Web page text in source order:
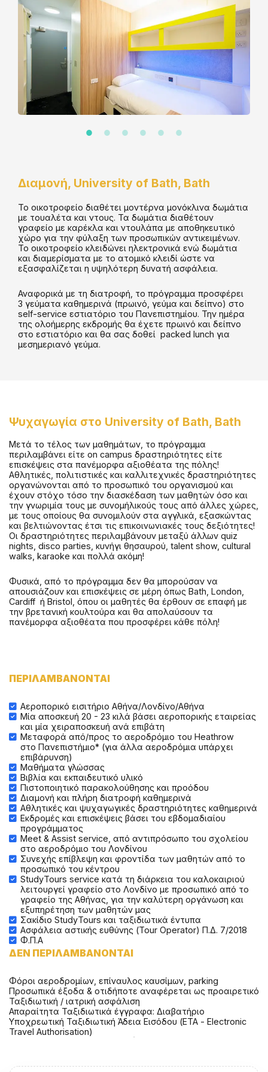
Διαμονή, University of Bath, Bath
Το οικοτροφείο διαθέτει μοντέρνα μονόκλινα δωμάτια
με τουαλέτα και ντους. Τα δωμάτια διαθέτουν
γραφείο με καρέκλα και ντουλάπα με αποθηκευτικό
χώρο για την φύλαξη των προσωπικών αντικειμένων.
Το οικοτροφείο κλειδώνει ηλεκτρονικά ενώ δωμάτια
και διαμερίσματα με το ατομικό κλειδί ώστε να
εξασφαλίζεται η υψηλότερη δυνατή ασφάλεια.
Αναφορικά με τη διατροφή, το πρόγραμμα προσφέρει
3 γεύματα καθημερινά (πρωινό, γεύμα και δείπνο) στο
self-service εστιατόριο του Πανεπιστημίου. Την ημέρα
της ολοήμερης εκδρομής θα έχετε πρωινό και δείπνο
στο εστιατόριο και θα σας δοθεί packed lunch για
μεσημεριανό γεύμα.
Ψυχαγωγία στο University of Bath, Bath
Μετά το τέλος των μαθημάτων, το πρόγραμμα
περιλαμβάνει είτε on campus δραστηριότητες είτε
επισκέψεις στα πανέμορφα αξιοθέατα της πόλης!
Αθλητικές, πολιτιστικές και καλλιτεχνικές δραστηριότητες
οργανώνονται από το προσωπικό του οργανισμού και
έχουν στόχο τόσο την διασκέδαση των μαθητών όσο και
την γνωριμία τους με συνομήλικούς τους από άλλες χώρες,
με τους οποίους θα συνομιλούν στα αγγλικά, εξασκώντας
και βελτιώνοντας έτσι τις επικοινωνιακές τους δεξιότητες!
Οι δραστηριότητες περιλαμβάνουν μεταξύ άλλων quiz
nights, disco parties, κυνήγι θησαυρού, talent show, cultural
walks, karaoke και πολλά ακόμη!
Φυσικά, από το πρόγραμμα δεν θα μπορούσαν να
απουσιάζουν και επισκέψεις σε μέρη όπως Bath, London,
Cardiff ή Bristol, όπου οι μαθητές θα έρθουν σε επαφή με
την βρετανική κουλτούρα και θα απολαύσουν τα
πανέμορφα αξιοθέατα που προσφέρει κάθε πόλη!
ΠΕΡΙΛΑΜΒΑΝΟΝΤΑΙ
Αεροπορικό εισιτήριο Αθήνα/Λονδίνο/Αθήνα
Μία αποσκευή 20 - 23 κιλά βάσει αεροπορικής εταιρείας
και μία χειραποσκευή ανά επιβάτη
Mεταφορά από/προς τo αεροδρόμιο του Heathrow
στο Πανεπιστήμιο* (για άλλα αεροδρόμια υπάρχει
επιβάρυνση)
Μαθήματα γλώσσας
Βιβλία και εκπαιδευτικό υλικό
Πιστοποιητικό παρακολούθησης και προόδου
Διαμονή και πλήρη διατροφή καθημερινά
Αθλητικές και ψυχαγωγικές δραστηριότητες καθημερινά
Εκδρομές και επισκέψεις βάσει του εβδομαδιαίου
προγράμματος
Meet & Assist service, από αντιπρόσωπο του σχολείου
στο αεροδρόμιο του Λονδίνου
Συνεχής επίβλεψη και φροντίδα των μαθητών από το
προσωπικό του κέντρου
StudyTours service κατά τη διάρκεια του καλοκαιριού
λειτουργεί γραφείο στο Λονδίνο με προσωπικό από το
γραφείο της Αθήνας, για την καλύτερη οργάνωση και
εξυπηρέτηση των μαθητών μας
Σακίδιο StudyTours και ταξιδιωτικά έντυπα
Ασφάλεια αστικής ευθύνης (Tour Operator) Π.Δ. 7/2018
Φ.Π.Α
ΔΕΝ ΠΕΡΙΛΑΜΒΑΝΟΝΤΑΙ
Φόροι αεροδρομίων, επίναυλος καυσίμων, parking
Προσωπικά έξοδα & οτιδήποτε αναφέρεται ως προαιρετικό
Ταξιδιωτική / ιατρική ασφάλιση
Απαραίτητα Ταξιδιωτικά έγγραφα: Διαβατήριο
Υποχρεωτική Ταξιδιωτική Άδεια Εισόδου (ΕΤΑ - Electronic
Travel Authorisation)